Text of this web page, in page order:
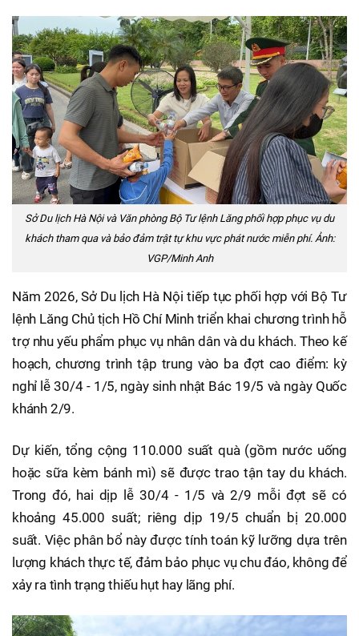
Sở Du lịch Hà Nội và Văn phòng Bộ Tư lệnh Lăng phối hợp phục vụ du
khách tham qua và bảo đảm trật tự khu vực phát nước miễn phí. Ảnh:
VGP/Minh Anh
Năm 2026, Sở Du lịch Hà Nội tiếp tục phối hợp với Bộ Tư
lệnh Lăng Chủ tịch Hồ Chí Minh triển khai chương trình hỗ
trợ nhu yếu phẩm phục vụ nhân dân và du khách. Theo kế
hoạch, chương trình tập trung vào ba đợt cao điểm: kỳ
nghỉ lễ 30/4 - 1/5, ngày sinh nhật Bác 19/5 và ngày Quốc
khánh 2/9.
Dự kiến, tổng cộng 110.000 suất quà (gồm nước uống
hoặc sữa kèm bánh mì) sẽ được trao tận tay du khách.
Trong đó, hai dịp lễ 30/4 - 1/5 và 2/9 mỗi đợt sẽ có
khoảng 45.000 suất; riêng dịp 19/5 chuẩn bị 20.000
suất. Việc phân bổ này được tính toán kỹ lưỡng dựa trên
lượng khách thực tế, đảm bảo phục vụ chu đáo, không để
xảy ra tình trạng thiếu hụt hay lãng phí.